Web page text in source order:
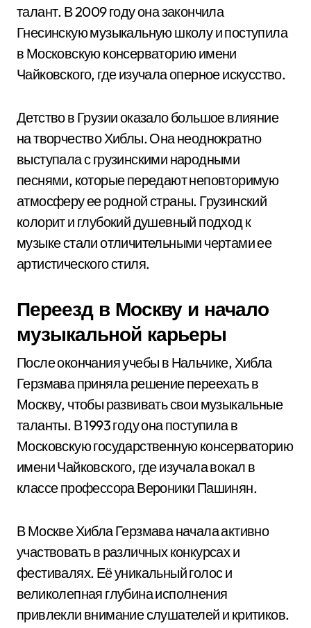
талант. В 2009 году она закончила
Гнесинскую музыкальную школу и поступила
в Московскую консерваторию имени
Чайковского, где изучала оперное искусство.
Детство в Грузии оказало большое влияние
на творчество Хиблы. Она неоднократно
выступала с грузинскими народными
песнями, которые передают неповторимую
атмосферу ее родной страны. Грузинский
колорит и глубокий душевный подход к
музыке стали отличительными чертами ее
артистического стиля.
Переезд в Москву и начало
музыкальной карьеры
После окончания учебы в Нальчике, Хибла
Герзмава приняла решение переехать в
Москву, чтобы развивать свои музыкальные
таланты. В 1993 году она поступила в
Московскую государственную консерваторию
имени Чайковского, где изучала вокал в
классе профессора Вероники Пашинян.
В Москве Хибла Герзмава начала активно
участвовать в различных конкурсах и
фестивалях. Её уникальный голос и
великолепная глубина исполнения
привлекли внимание слушателей и критиков.